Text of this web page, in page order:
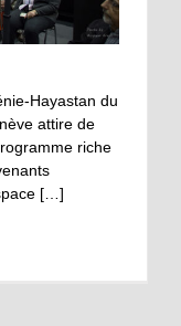
Hayastan du
attire de
riche
[…]